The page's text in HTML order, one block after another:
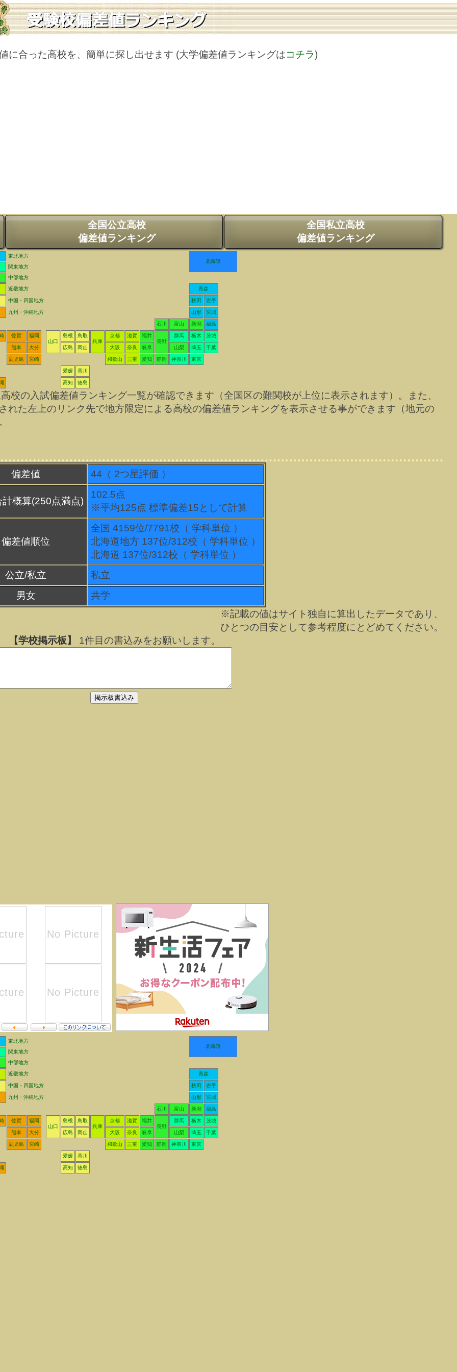
に合った高校を、簡単に探し出せます (大学偏差値ランキングはコチラ)
全国公立高校
偏差値ランキング
全国私立高校
偏差値ランキング
東北地方
北海道
関東地方
中部地方
近畿地方
青森
中国・四国地方 秋田 岩手
九州・沖縄地方 山形 宮城
石川 富山 新潟 福島
佐賀
福岡
山口
島根
鳥取
兵庫
京都 滋賀
福井
長野
群馬 栃木 茨城
熊本 大分 広島 岡山 大阪 奈良 岐阜 山梨 埼玉 千葉
鹿児島 宮崎 和歌山 三重 愛知 静岡 神奈川 東京
愛媛 香川
高知 徳島
の入試偏差値ランキング一覧が確認できます（全国区の難関校が上位に表示されます）。また、
れた左上のリンク先で地方限定による高校の偏差値ランキングを表示させる事ができます（地元の
偏差値 44（ 2つ星評価 ）
概算(250点満点)
102.5点
※平均125点 標準偏差15として計算
偏差値順位
全国 4159位/7791校（ 学科単位 ）
北海道地方 137位/312校（ 学科単位 ）
北海道 137位/312校（ 学科単位 ）
公立/私立
私立
男女
共学
※記載の値はサイト独自に算出したデータであり、
ひとつの目安として参考程度にとどめてください。
【学校掲示板】
1件目の書込みをお願いします。
東北地方
北海道
関東地方
中部地方
近畿地方
青森
中国・四国地方 秋田 岩手
九州・沖縄地方 山形 宮城
石川 富山 新潟 福島
佐賀
福岡
山口
島根
鳥取
兵庫
京都 滋賀
福井
長野
群馬 栃木 茨城
熊本 大分 広島 岡山 大阪 奈良 岐阜 山梨 埼玉 千葉
鹿児島 宮崎 和歌山 三重 愛知 静岡 神奈川 東京
愛媛 香川
高知 徳島